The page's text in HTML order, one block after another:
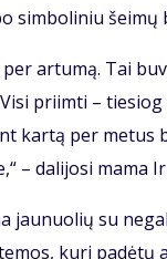
simboliniu šeimų
artumą. Tai
priimti –
kartą per
– dalijosi mama
jaunuolių su
kuri